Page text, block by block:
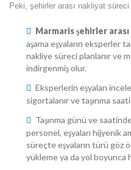
Peki, şehirler arası nakliyat süreci
Marmaris şehirler
aşama eşyaların eksperler
nakliye süreci planlanır ve
indirgenmiş olur.
Eksperlerin eşyaları
igortalanır ve taşınma saati
Taşınma günü ve
personel, eşyaları hijyenik
üreçte eşyaların türü göz
yükleme ya da yol boyunca